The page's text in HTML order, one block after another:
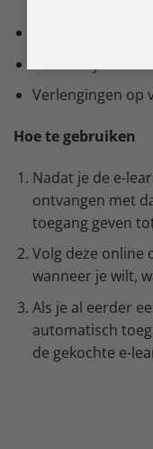
Verlengingen op
Hoe te gebruiken
Nadat je de e-
ontvangen met
toegang geven
Volg deze online
wanneer je wilt,
Als je al eerder
automatisch
de gekochte e-